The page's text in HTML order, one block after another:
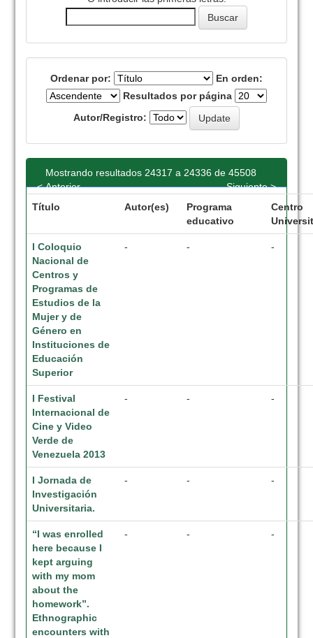
Ordenar por:
En orden:
Resultados por página
Autor/Registro:
Mostrando resultados 24317 a 24336 de 45508
< Anterior
Siguiente >
Título
Autor(es)
Programa
educativo
Centro
I Coloquio
Nacional de
Centros y
Programas de
Estudios de la
Mujer y de
Género en
Instituciones de
Educación
Superior
- - -
I Festival
Internacional de
Cine y Video
Verde de
Venezuela 2013
- - -
I Jornada de
Investigación
Universitaria.
- - -
“I was enrolled
here because I
kept arguing
with my mom
about the
homework”.
Ethnographic
encounters with
- - -